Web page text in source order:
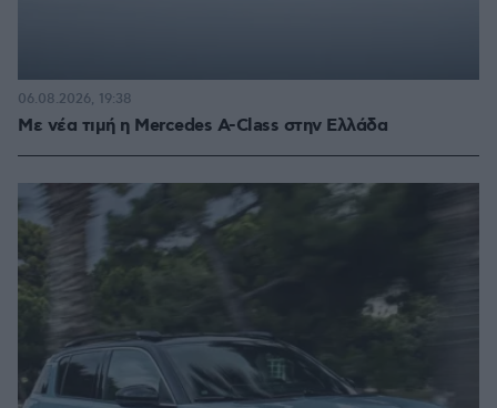
Με νέα τιμή η Mercedes A-Class στην Ελλάδα
06.08.2026, 19:38